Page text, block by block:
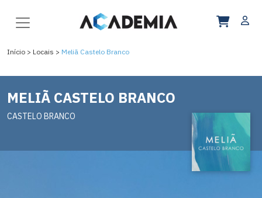
Início > Locais > Meliã Castelo Branco
MELIÃ CASTELO BRANCO
CASTELO BRANCO